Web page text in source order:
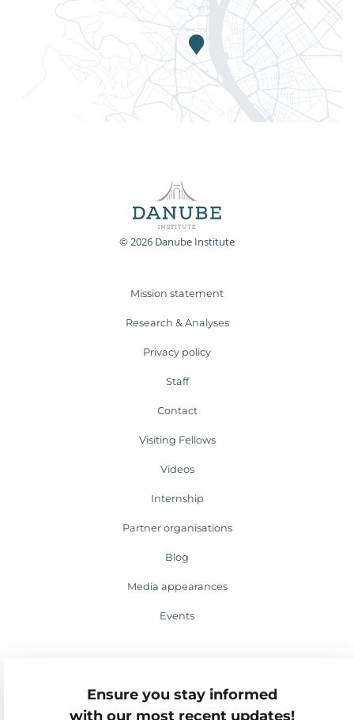
Ensure you stay informed
with our most recent updates!
© 2026 Danube Institute
Mission statement
Research & Analyses
Privacy policy
Staff
Contact
Visiting Fellows
Videos
Internship
Partner organisations
Blog
Media appearances
Events